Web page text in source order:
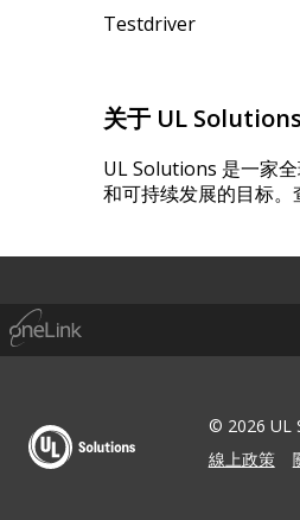
Testdriver
关于 UL Solutions
UL Solutions 是一家
和可持续发展的目标。
© 2026 UL
線上政策